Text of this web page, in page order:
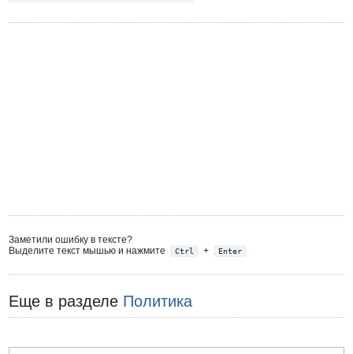
Заметили ошибку в тексте?
Выделите текст мышью и нажмите
Ctrl + Enter
Еще в разделе Политика